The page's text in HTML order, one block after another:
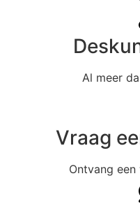
Al meer
Vraag
Ontvang